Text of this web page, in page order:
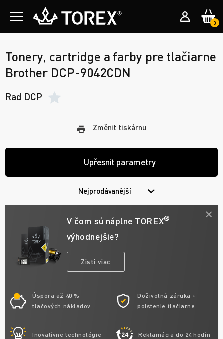
0
Tonery, cartridge a farby pre tlačiarne
Brother DCP-9042CDN
Rad DCP
Změnit tiskárnu
Upřesnit parametry
Nejprodávanější
V čom sú náplne TOREX®
výhodnejšie?
Zisti viac
Úspora až 40 %
tlačových nákladov
Doživotná záruka +
poistenie tlačiarne
Inovatívne technológie Reklamácia do 24 hodín